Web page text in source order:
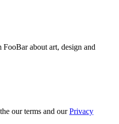
FooBar about art, design and
our terms and ourPrivacy